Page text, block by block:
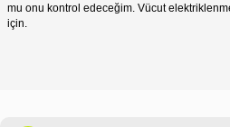
mu onu kontrol edeceğim. Vücut
için.